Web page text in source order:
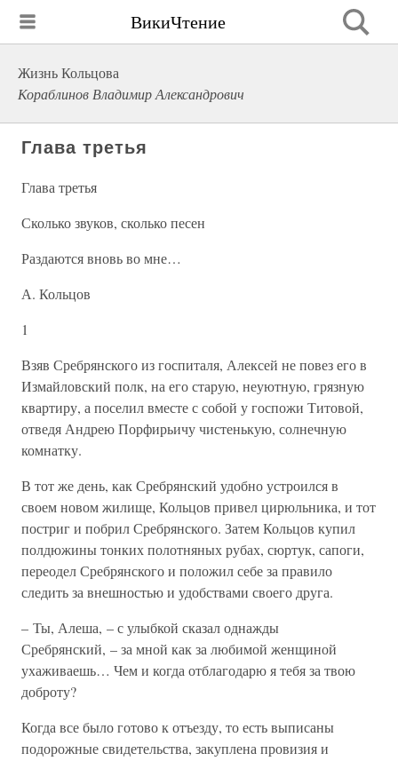
ВикиЧтение
Жизнь Кольцова
Кораблинов Владимир Александрович
Глава третья
Глава третья
Сколько звуков, сколько песен
Раздаются вновь во мне…
А. Кольцов
1
Взяв Сребрянского из госпиталя, Алексей не повез его в
Измайловский полк, на его старую, неуютную, грязную
квартиру, а поселил вместе с собой у госпожи Титовой,
отведя Андрею Порфирьичу чистенькую, солнечную
комнатку.
В тот же день, как Сребрянский удобно устроился в
своем новом жилище, Кольцов привел цирюльника, и тот
постриг и побрил Сребрянского. Затем Кольцов купил
полдюжины тонких полотняных рубах, сюртук, сапоги,
переодел Сребрянского и положил себе за правило
следить за внешностью и удобствами своего друга.
– Ты, Алеша, – с улыбкой сказал однажды
Сребрянский, – за мной как за любимой женщиной
ухаживаешь… Чем и когда отблагодарю я тебя за твою
доброту?
Когда все было готово к отъезду, то есть выписаны
подорожные свидетельства, закуплена провизия и